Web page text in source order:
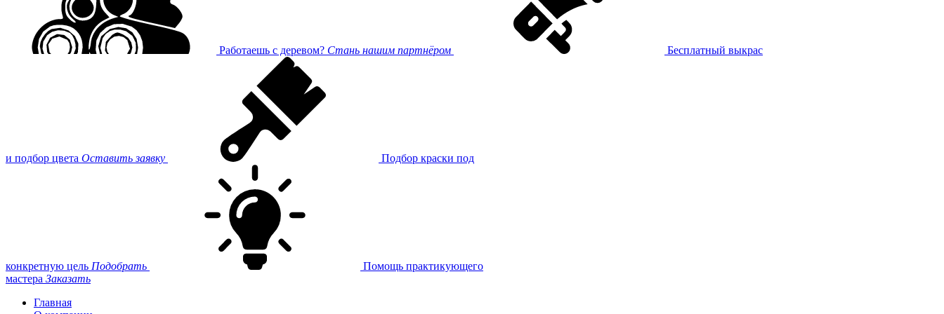
Работаешь с деревом? Стань нашим партнёром Бесплатный выкрас
и подбор цвета Оставить заявку Подбор краски под
конкретную цель Подобрать
Помощь практикующего
мастера Заказать
Главная